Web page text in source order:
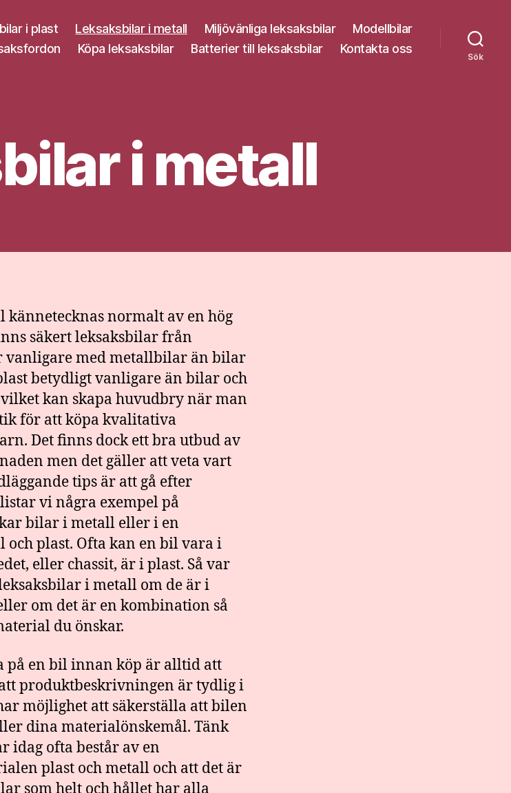
i plast Leksaksbilar i metall Miljövänliga leksaksbilar
Modellbilar
Köpa leksaksbilar Batterier till leksaksbilar Kontakta oss
Sök
i metall
kännetecknas normalt av en hög
säkert leksaksbilar från
vanligare med metallbilar än bilar
betydligt vanligare än bilar och
kan skapa huvudbry när man
för att köpa kvalitativa
Det finns dock ett bra utbud av
men det gäller att veta vart
tips är att gå efter
vi några exempel på
bilar i metall eller i en
plast. Ofta kan en bil vara i
eller chassit, är i plast. Så var
i metall om de är i
om det är en kombination så
du önskar.
på en bil innan köp är alltid att
produktbeskrivningen är tydlig i
möjlighet att säkerställa att bilen
dina materialönskemål. Tänk
idag ofta består av en
plast och metall och att det är